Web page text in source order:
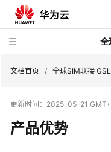
全
最
新
动
文档首页 / 全球SIM联接 GSL
更新时间： 2025-05-21
产品优势